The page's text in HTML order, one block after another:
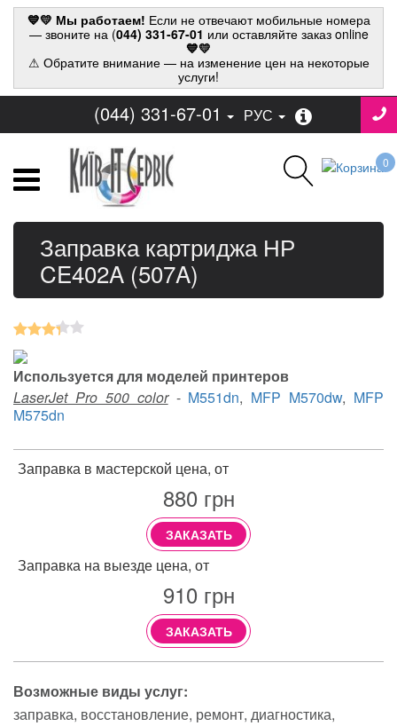
💙💛 Мы работаем! Если не отвечают мобильные номера
— звоните на (044) 331-67-01 или оставляйте заказ online
💙💛
⚠ Обратите внимание — на изменение цен на некоторые
услуги!
(044) 331-67-01 РУС
0
Заправка картриджа НР
CE402A (507A)
Используется для моделей принтеров
LaserJet Pro 500 color- M551dn, MFP M570dw, MFP
M575dn
Заправка в мастерской цена, от
880грн
ЗАКАЗАТЬ
Заправка на выезде цена, от
910грн
ЗАКАЗАТЬ
Возможные виды услуг:
заправка восстановление ремонт диагностика